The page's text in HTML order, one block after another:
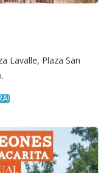
Lavalle, Plaza San